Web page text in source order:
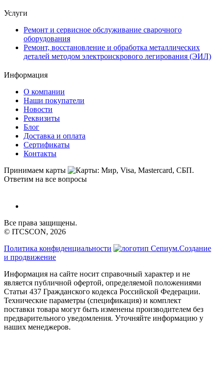
Услуги
Ремонт и сервисное обслуживание сварочного
оборудования
Ремонт, восстановление и обработка металлических
деталей методом электроискрового легирования (ЭИЛ)
Информация
О компании
Наши покупатели
Новости
Реквизиты
Блог
Доставка и оплата
Сертификаты
Контакты
Принимаем карты
Ответим на все вопросы
Все права защищены.
© ITCSCON, 2026
Политика конфиденциальности
Создание
и продвижение
Информация на сайте носит справочный характер и не
является публичной офертой, определяемой положениями
Статьи 437 Гражданского кодекса Российской Федерации.
Технические параметры (спецификация) и комплект
поставки товара могут быть изменены производителем без
предварительного уведомления. Уточняйте информацию у
наших менеджеров.